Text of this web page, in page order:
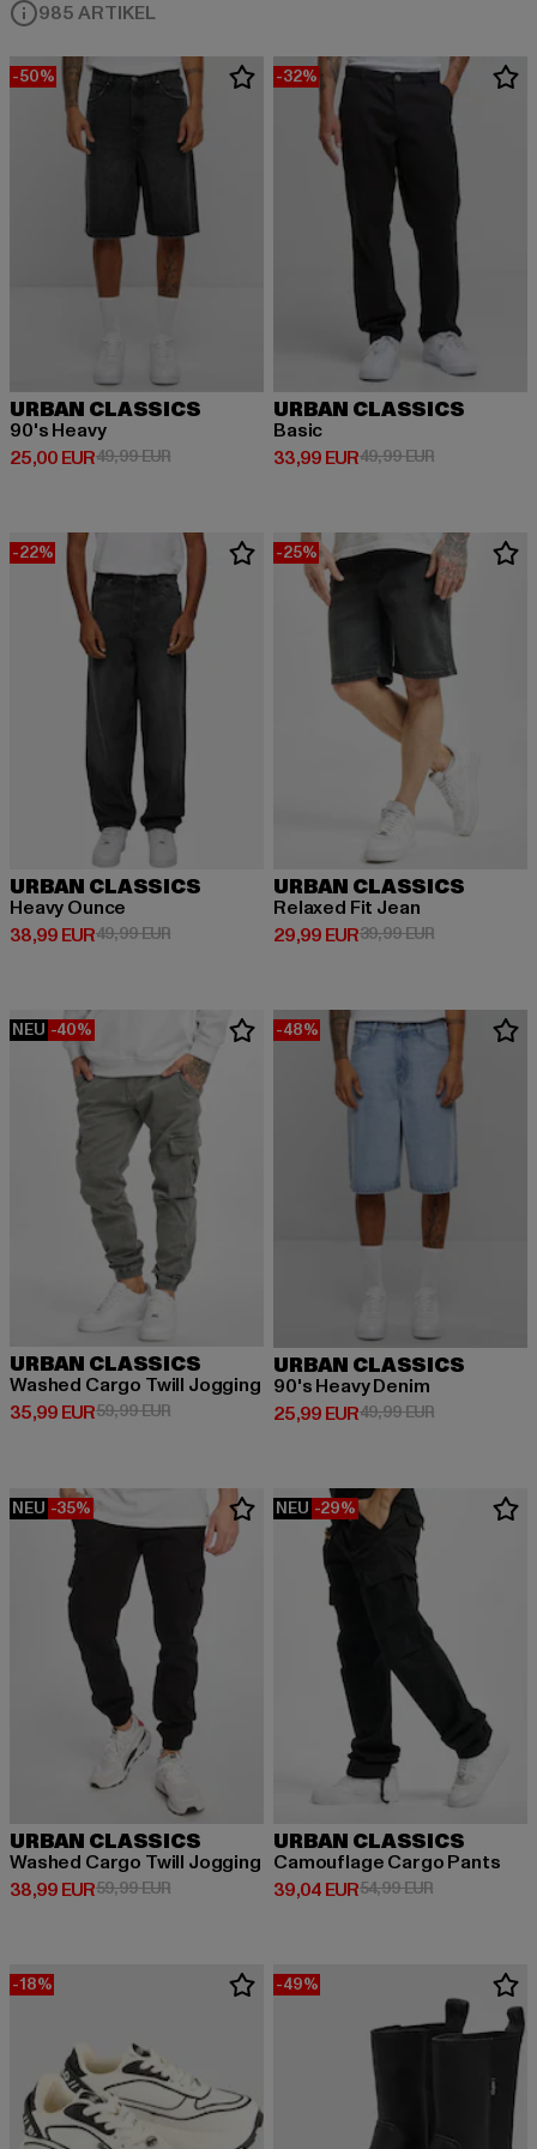
985 ARTIKEL
-50%
URBAN CLASSICS
90's Heavy
25,00 EUR
Derzeitiger Preis: 25,00 EUR
49,99 EURAktionspreis: 49,99 EUR
-32%
URBAN CLASSICS
Basic
33,99 EUR
Derzeitiger Preis: 33,99 EUR
49,99 EURAktionspreis:
-22%
URBAN CLASSICS
Heavy Ounce
38,99 EUR
Derzeitiger Preis: 38,99 EUR
49,99 EURAktionspreis: 49,99 EUR
-25%
URBAN CLASSICS
Relaxed Fit Jean
29,99 EUR
Derzeitiger Preis: 29,99 EUR
39,99 EURAktionspreis:
NEU -40%
URBAN CLASSICS
Washed Cargo Twill Jogging
35,99 EUR
Derzeitiger Preis: 35,99 EUR
59,99 EURAktionspreis: 59,99 EUR
-48%
URBAN CLASSICS
90's Heavy Denim
25,99 EUR
Derzeitiger Preis: 25,99 EUR
49,99 EURAktionspreis:
NEU -35%
URBAN CLASSICS
Washed Cargo Twill Jogging
38,99 EUR
Derzeitiger Preis: 38,99 EUR
59,99 EURAktionspreis: 59,99 EUR
NEU -29%
URBAN CLASSICS
Camouflage Cargo Pants
39,04 EUR
Derzeitiger Preis: 39,04 EUR
54,99 EURAktionspreis:
-18% -49%